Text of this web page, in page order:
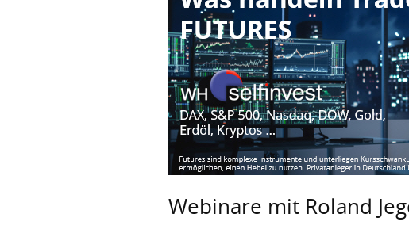
Webinare mit Roland